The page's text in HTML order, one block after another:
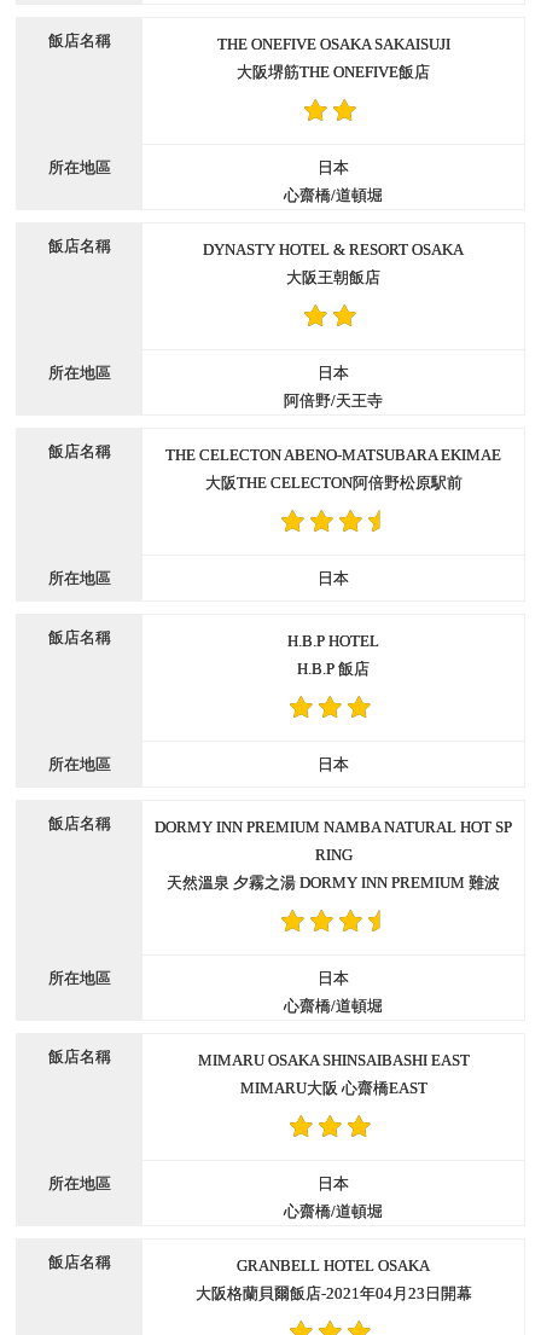
THE ONEFIVE OSAKA SAKAISUJI
大阪堺筋THE ONEFIVE飯店
日本
心齋橋/道頓堀
DYNASTY HOTEL & RESORT OSAKA
大阪王朝飯店
日本
阿倍野/天王寺
THE CELECTON ABENO-MATSUBARA EKIMAE
大阪THE CELECTON阿倍野松原駅前
日本
H.B.P HOTEL
H.B.P 飯店
日本
DORMY INN PREMIUM NAMBA NATURAL HOT SP
RING
天然溫泉 夕霧之湯 DORMY INN PREMIUM 難波
日本
心齋橋/道頓堀
MIMARU OSAKA SHINSAIBASHI EAST
MIMARU大阪 心齋橋EAST
日本
心齋橋/道頓堀
GRANBELL HOTEL OSAKA
大阪格蘭貝爾飯店-2021年04月23日開幕